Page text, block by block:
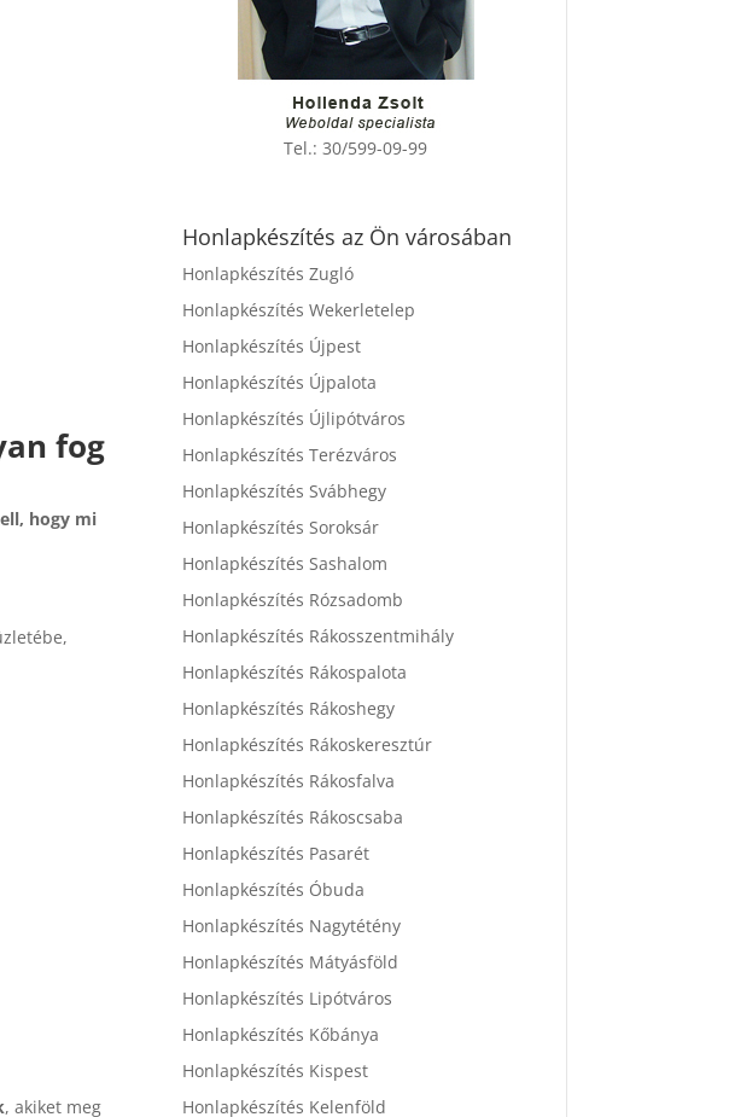
fog
hogy mi
, akiket meg
Tel.:30/599-09-99
Honlapkészítés az Ön városában
Honlapkészítés Zugló
Honlapkészítés Wekerletelep
Honlapkészítés Újpest
Honlapkészítés Újpalota
Honlapkészítés Újlipótváros
Honlapkészítés Terézváros
Honlapkészítés Svábhegy
Honlapkészítés Soroksár
Honlapkészítés Sashalom
Honlapkészítés Rózsadomb
Honlapkészítés Rákosszentmihály
Honlapkészítés Rákospalota
Honlapkészítés Rákoshegy
Honlapkészítés Rákoskeresztúr
Honlapkészítés Rákosfalva
Honlapkészítés Rákoscsaba
Honlapkészítés Pasarét
Honlapkészítés Óbuda
Honlapkészítés Nagytétény
Honlapkészítés Mátyásföld
Honlapkészítés Lipótváros
Honlapkészítés Kőbánya
Honlapkészítés Kispest
Honlapkészítés Kelenföld